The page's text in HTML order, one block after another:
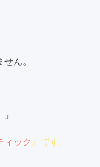
ん。
ィック 』です。